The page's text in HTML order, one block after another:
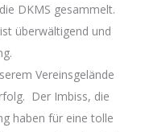
DKMS gesammelt.
überwältigend und
Vereinsgelände
Der Imbiss, die
haben für eine tolle